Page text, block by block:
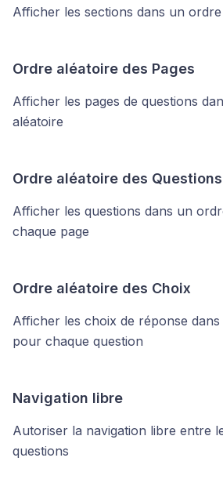
Afficher les sections dans un
Ordre aléatoire des Pages
Afficher les pages de questions
aléatoire
Ordre aléatoire des Questions
Afficher les questions dans un
chaque page
Ordre aléatoire des Choix
Afficher les choix de réponse
pour chaque question
Navigation libre
Autoriser la navigation libre entre
questions